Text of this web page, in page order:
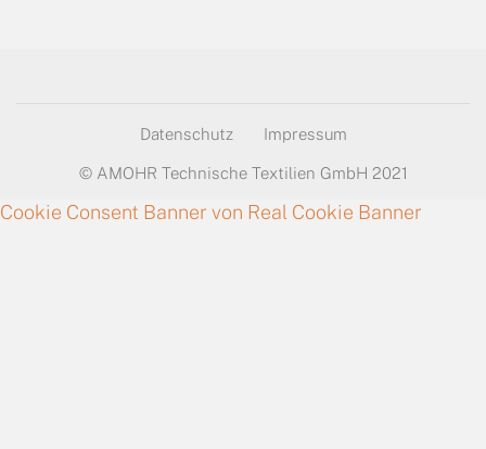
Datenschutz Impressum
© AMOHR Technische Textilien GmbH 2021
Cookie Consent Banner von Real Cookie Banner